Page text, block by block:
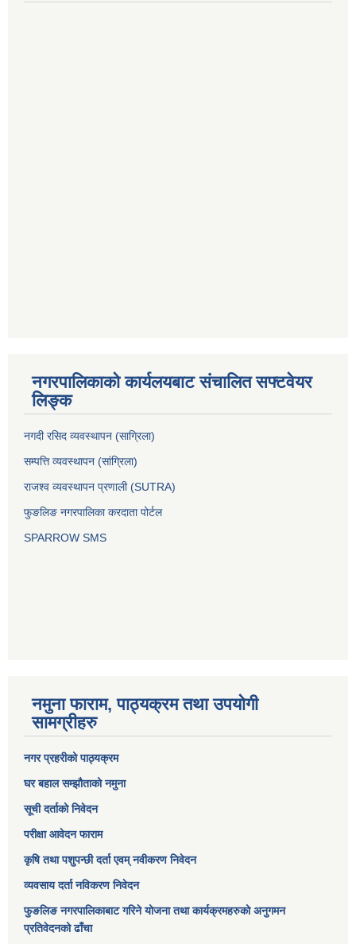
नगरपालिकाको कार्यलयबाट संचालित सफ्टवेयर
लिङ्क
नगदी रसिद व्यवस्थापन (साग्रिला)
सम्पत्ति व्यवस्थापन (सांग्रिला)
राजश्व व्यवस्थापन प्रणाली (SUTRA)
फुङलिङ नगरपालिका करदाता पोर्टल
SPARROW SMS
नमुना फाराम, पाठ्यक्रम तथा उपयोगी
सामग्रीहरु
नगर प्रहरीको पाठ्यक्रम
घर बहाल सम्झौताको नमुना
सूची दर्ताको निवेदन
परीक्षा आवेदन फाराम
कृषि तथा पशुपन्छी दर्ता एवम् नवीकरण निवेदन
व्यवसाय दर्ता नविकरण निवेदन
फुङलिङ नगरपालिकाबाट गरिने योजना तथा कार्यक्रमहरुको अनुगमन
प्रतिवेदनको ढाँचा